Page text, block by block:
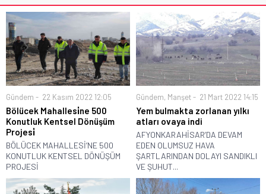
Gündem 22 Kasım 2022 12:05
Bölücek Mahallesi̇ne 500
Konutluk Kentsel Dönüşüm
Projesi̇
BÖLÜCEK MAHALLESİ’NE 500
KONUTLUK KENTSEL DÖNÜŞÜM
PROJESİ
Gündem, Manşet 21 Mart 2022 14:15
Yem bulmakta zorlanan yılkı
atları ovaya indi
AFYONKARAHİSAR’DA DEVAM
EDEN OLUMSUZ HAVA
ŞARTLARINDAN DOLAYI SANDIKLI
VE ŞUHUT...